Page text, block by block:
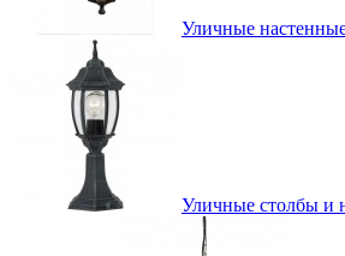
Уличные
Уличные столбы и